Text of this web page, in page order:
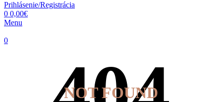
Prihlásenie/Registrácia
0 0,00€
Menu
0
NOT FOUND